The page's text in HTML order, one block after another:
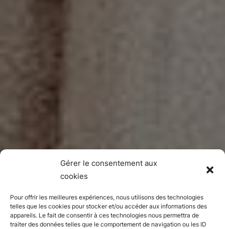
Gérer le consentement aux
cookies
Pour offrir les meilleures expériences, nous utilisons des technologies
telles que les cookies pour stocker et/ou accéder aux informations des
appareils. Le fait de consentir à ces technologies nous permettra de
traiter des données telles que le comportement de navigation ou les ID